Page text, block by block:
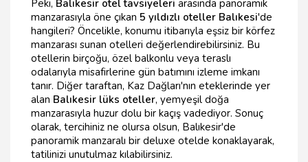
Peki, Balıkesir otel tavsiyeleri arasında panoramik
manzarasıyla öne çıkan 5 yıldızlı oteller Balıkesi'de
hangileri? Öncelikle, konumu itibarıyla eşsiz bir körfez
manzarası sunan otelleri değerlendirebilirsiniz. Bu
otellerin birçoğu, özel balkonlu veya teraslı
odalarıyla misafirlerine gün batımını izleme imkanı
tanır. Diğer taraftan, Kaz Dağları'nın eteklerinde yer
alan Balıkesir lüks oteller, yemyeşil doğa
manzarasıyla huzur dolu bir kaçış vadediyor. Sonuç
olarak, tercihiniz ne olursa olsun, Balıkesir'de
panoramik manzaralı bir deluxe otelde konaklayarak,
tatilinizi unutulmaz kılabilirsiniz.